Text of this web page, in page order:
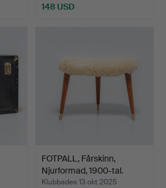
148 USD
FOTPALL, Fårskinn,
Njurformad, 1900-tal.
Klubbades 13 okt 2025